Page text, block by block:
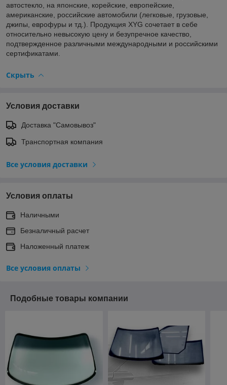
автостекло, на японские, корейские, европейские,
американские, российские автомобили (легковые, грузовые,
джипы, еврофуры и тд.). Продукция XYG сочетает в себе
относительно невысокую цену и безупречное качество,
подтвержденное различными международными и российскими
сертификатами.
Скрыть
Условия доставки
Доставка "Самовывоз"
Транспортная компания
Все условия доставки
Условия оплаты
Наличными
Безналичный расчет
Наложенный платеж
Все условия оплаты
Подобные товары компании